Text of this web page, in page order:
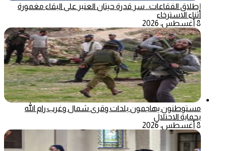
إطلاق الفقاعات.. سر قدرة حيتان العنبر على البقاء مغمورة
أثناء الاسترخاء
8 أغسطس، 2026
مستوطنون يهاجمون بلدات وقرى شمال وغرب رام الله
بحماية الاحتلال
8 أغسطس، 2026